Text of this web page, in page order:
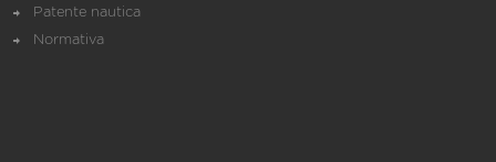
Patente nautica
Normativa